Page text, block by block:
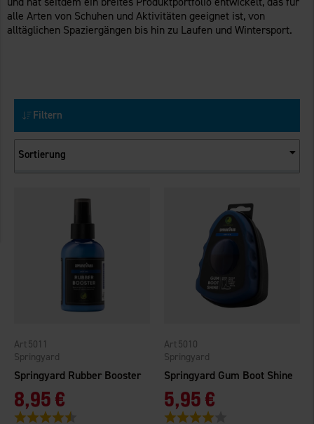
alle Arten von Schuhen und Aktivitäten geeignet ist, von
alltäglichen Spaziergängen bis hin zu Laufen und Wintersport.
Filtern
Sortierung
Springyard Rubber Booster
Springyard
5011
8,95 €
Bewertung:
Springyard Gum Boot Shine
Springyard
5010
5,95 €
Bewertung: